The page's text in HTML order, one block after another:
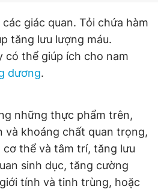
GP - BTTTT cấp ngày 24.3.2020
về Báo Thanh Niên. Cấm sao
không có sự chấp thuận bằng văn
JSC.
giác quan. Tỏi chứa hàm
tăng lưu lượng máu.
có thể giúp ích cho nam
dương.
những thực phẩm trên,
và khoáng chất quan trọng,
thể và tâm trí, tăng lưu
sinh dục, tăng cường
tính và tinh trùng, hoặc